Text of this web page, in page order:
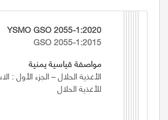
YSMO GSO 2055-1:2020
GSO 2055-1:2015
مواصفة قياسية يمنية
الأغذية الحلال – الجزء الأول :
للأغذية الحلال